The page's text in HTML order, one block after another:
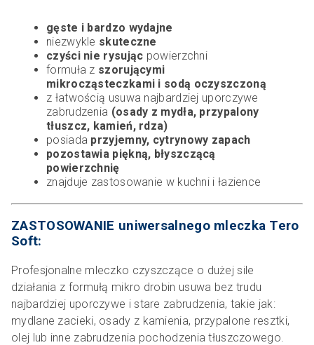
gęste i bardzo wydajne
niezwykle skuteczne
czyści nie rysując powierzchni
formuła z szorującymi
mikrocząsteczkami i sodą oczyszczoną
z łatwością usuwa najbardziej uporczywe
zabrudzenia (osady z mydła, przypalony
tłuszcz, kamień, rdza)
posiada przyjemny, cytrynowy zapach
pozostawia piękną, błyszczącą
powierzchnię
znajduje zastosowanie w kuchni i łazience
ZASTOSOWANIE uniwersalnego mleczka Tero
Soft:
Profesjonalne mleczko czyszczące o dużej sile
działania z formułą mikro drobin usuwa bez trudu
najbardziej uporczywe i stare zabrudzenia, takie jak:
mydlane zacieki, osady z kamienia, przypalone resztki,
olej lub inne zabrudzenia pochodzenia tłuszczowego.